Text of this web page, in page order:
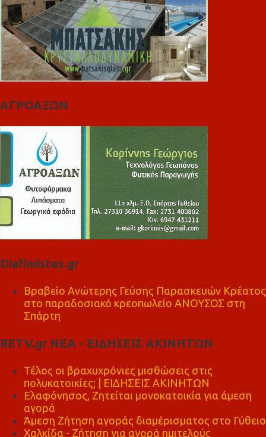
ΑΓΡΟΑΞΩΝ
Diafimistes.gr
Βραβείο Ανώτερης Γεύσης Παρασκευών Κρέατος
στο παραδοσιακό κρεοπωλείο ΑΝΟΥΣΟΣ στη
Σπάρτη
RETV.gr ΝΕΑ - ΕΙΔΗΣΕΙΣ ΑΚΙΝΗΤΩΝ
Τέλος οι βραχυχρόνιες μισθώσεις στις
πολυκατοικίες; | ΕΙΔΗΣΕΙΣ ΑΚΙΝΗΤΩΝ
Ελαφόνησος, Ζητείται μονοκατοικία για άμεση
αγορά
Άμεση Ζήτηση αγοράς διαμέρισματος στο Γύθειο
Χαλκίδα - Ζήτηση για αγορά ημιτελούς